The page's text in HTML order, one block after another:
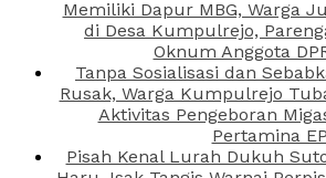
Memiliki Dapur MBG, Warga
di Desa Kumpulrejo,
Oknum Anggota
Tanpa Sosialisasi dan
Rusak, Warga Kumpulrejo
Aktivitas Pengeboran
Pertamina EP
Pisah Kenal Lurah Dukuh